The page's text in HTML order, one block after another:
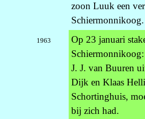
zoon Luuk een
Schiermonnikoog.
1963
Op 23 januari
J. J. van Buuren
Dijk en Klaas
Schortinghuis,
bij zich had.